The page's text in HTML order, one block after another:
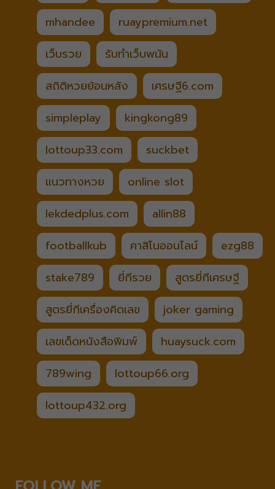
mhandee
ruaypremium.net
เว็บรวย
รับทำเว็บพนัน
สถิติหวยย้อนหลัง
เศรษฐี6.com
simpleplay
kingkong89
lottoup33.com
suckbet
แนวทางหวย
online slot
lekdedplus.com
allin88
footballkub
คาสิโนออนไลน์
ezg88
stake789
ยี่กีรวย
สูตรยี่กีเศรษฐี
สูตรยี่กีเครื่องคิดเลข
joker gaming
เลขเด็ดหนังสือพิมพ์
huaysuck.com
789wing
lottoup66.org
lottoup432.org